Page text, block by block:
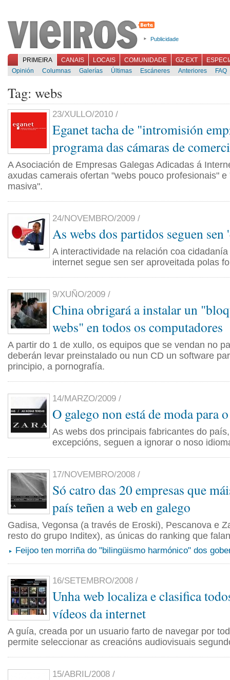
Publicidade
PRIMEIRA CANAIS LOCAIS COMUNIDADE GZ-EXT
Opinión
Columnas Galerías Últimas Escáneres Anteriores FAQ
Tag: webs
23/XULLO/2010 /
Eganet tacha de "intromisión
programa das cámaras de
A Asociación de Empresas Galegas Adicadas á
axudas camerais ofertan "webs pouco profesionais" e
masiva".
24/NOVEMBRO/2009 /
As webs dos partidos seguen sen
A interactividade na relación coa
internet segue sen ser aproveitada polas
9/XUÑO/2009 /
China obrigará a instalar un
webs" en todos os computadores
A partir do 1 de xullo, os equipos que se vendan no
deberán levar preinstalado ou nun CD un software
principio, a pornografía.
14/MARZO/2009 /
O galego non está de moda para
As webs dos principais fabricantes do
excepcións, seguen a ignorar o noso
17/NOVEMBRO/2008 /
Só catro das 20 empresas que
país teñen a web en galego
Gadisa, Vegonsa (a través de Eroski), Pescanova e
resto do grupo Inditex), as únicas do ranking que
Feijoo ten morriña do "bilingüismo harmónico" dos
16/SETEMBRO/2008 /
Unha web localiza e clasifica
vídeos da internet
A guía, creada por un usuario farto de navegar por
permite seleccionar as creacións audiovisuais
15/ABRIL/2008 /